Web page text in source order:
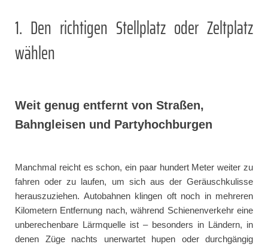
1. Den richtigen Stellplatz oder Zeltplatz
wählen
Weit genug entfernt von Straßen,
Bahngleisen und Partyhochburgen
Manchmal reicht es schon, ein paar hundert Meter weiter zu
fahren oder zu laufen, um sich aus der Geräuschkulisse
herauszuziehen. Autobahnen klingen oft noch in mehreren
Kilometern Entfernung nach, während Schienenverkehr eine
unberechenbare Lärmquelle ist – besonders in Ländern, in
denen Züge nachts unerwartet hupen oder durchgängig